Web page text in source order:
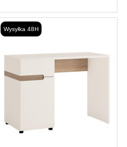
Wysyłka 48H